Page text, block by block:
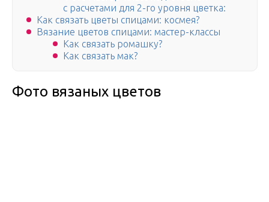
с расчетами для 2-го уровня цветка:
Как связать цветы спицами: космея?
Вязание цветов спицами: мастер-классы
Как связать ромашку?
Как связать мак?
Фото вязаных цветов